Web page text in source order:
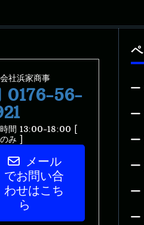
社浜家商事
0176-56-
間 13:00-18:00 [
み ]
メール
でお問い合
わせはこち
ら